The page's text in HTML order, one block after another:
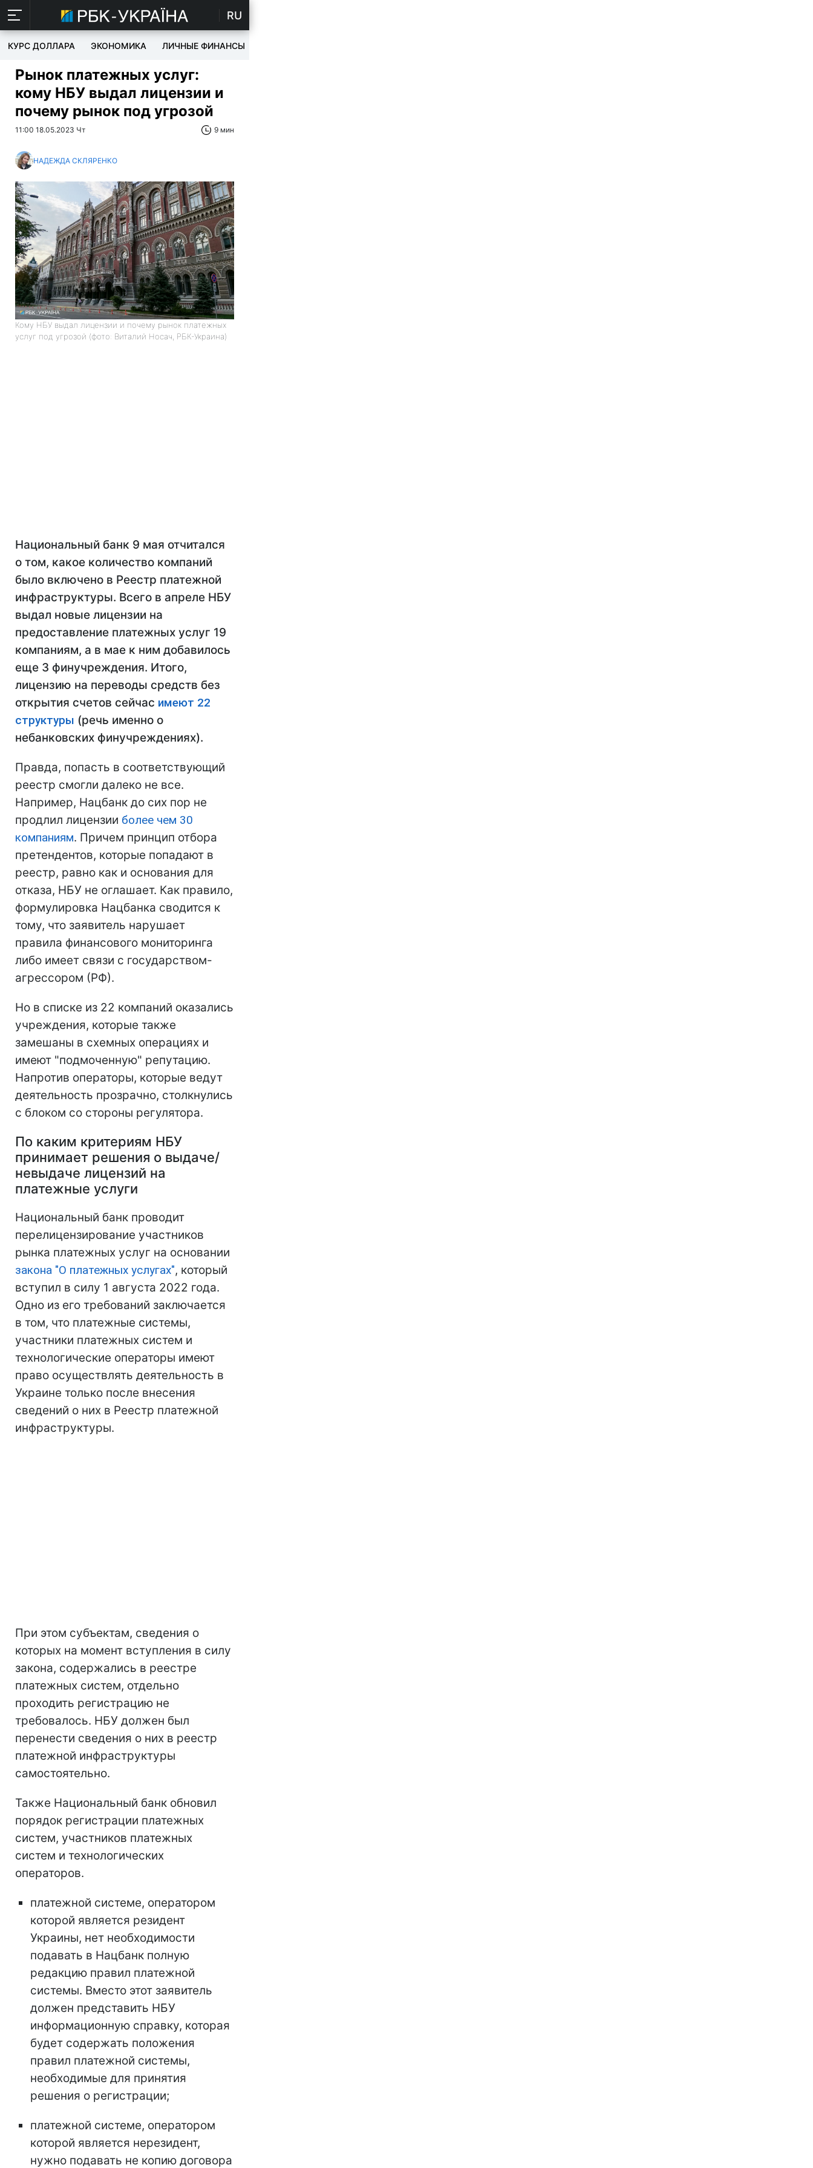
RU
КУРС ДОЛЛАРА ЭКОНОМИКА ЛИЧНЫЕ ФИНАНСЫ
Рынок платежных услуг:
кому НБУ выдал лицензии и
почему рынок под угрозой
11:00 18.05.2023 Чт 9 мин
НАДЕЖДА СКЛЯРЕНКО
Кому НБУ выдал лицензии и почему рынок платежных
услуг под угрозой (фото: Виталий Носач, РБК-Украина)
Национальный банк 9 мая отчитался
о том, какое количество компаний
было включено в Реестр платежной
инфраструктуры. Всего в апреле НБУ
выдал новые лицензии на
предоставление платежных услуг 19
компаниям, а в мае к ним добавилось
еще 3 финучреждения. Итого,
лицензию на переводы средств без
открытия счетов сейчас имеют 22
структуры (речь именно о
небанковских финучреждениях).
Правда, попасть в соответствующий
реестр смогли далеко не все.
Например, Нацбанк до сих пор не
продлил лицензии более чем 30
компаниям. Причем принцип отбора
претендентов, которые попадают в
реестр, равно как и основания для
отказа, НБУ не оглашает. Как правило,
формулировка Нацбанка сводится к
тому, что заявитель нарушает
правила финансового мониторинга
либо имеет связи с государством-
агрессором (РФ).
Но в списке из 22 компаний оказались
учреждения, которые также
замешаны в схемных операциях и
имеют "подмоченную" репутацию.
Напротив операторы, которые ведут
деятельность прозрачно, столкнулись
с блоком со стороны регулятора.
По каким критериям НБУ
принимает решения о выдаче/
невыдаче лицензий на
платежные услуги
Национальный банк проводит
перелицензирование участников
рынка платежных услуг на основании
закона "О платежных услугах", который
вступил в силу 1 августа 2022 года.
Одно из его требований заключается
в том, что платежные системы,
участники платежных систем и
технологические операторы имеют
право осуществлять деятельность в
Украине только после внесения
сведений о них в Реестр платежной
инфраструктуры.
При этом субъектам, сведения о
которых на момент вступления в силу
закона, содержались в реестре
платежных систем, отдельно
проходить регистрацию не
требовалось. НБУ должен был
перенести сведения о них в реестр
платежной инфраструктуры
самостоятельно.
Также Национальный банк обновил
порядок регистрации платежных
систем, участников платежных
систем и технологических
операторов.
платежной системе, оператором
которой является резидент
Украины, нет необходимости
подавать в Нацбанк полную
редакцию правил платежной
системы. Вместо этот заявитель
должен представить НБУ
информационную справку, которая
будет содержать положения
правил платежной системы,
необходимые для принятия
решения о регистрации;
платежной системе, оператором
которой является нерезидент,
нужно подавать не копию договора